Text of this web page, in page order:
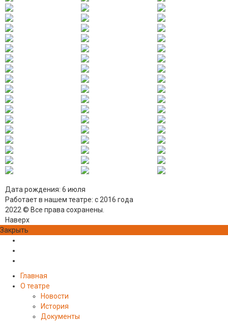
Дата рождения: 6 июля
Работает в нашем театре: с 2016 года
2022 © Все права сохранены.
Наверх
Закрыть
Главная
О театре
Новости
История
Документы